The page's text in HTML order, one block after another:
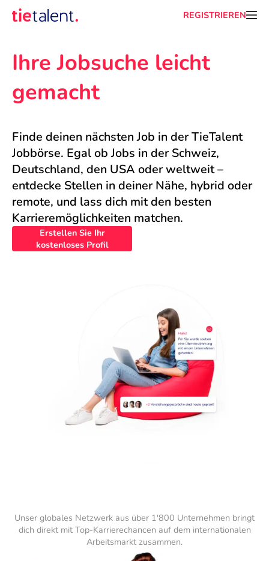
REGISTRIEREN
Ihre Jobsuche leicht
gemacht
Finde deinen nächsten Job in der TieTalent
Jobbörse. Egal ob Jobs in der Schweiz,
Deutschland, den USA oder weltweit –
entdecke Stellen in deiner Nähe, hybrid oder
remote, und lass dich mit den besten
Karrieremöglichkeiten matchen.
Erstellen Sie Ihr
kostenloses Profil
Unser globales Netzwerk aus über 1'800 Unternehmen bringt
dich direkt mit Top-Karrierechancen auf dem internationalen
Arbeitsmarkt zusammen.